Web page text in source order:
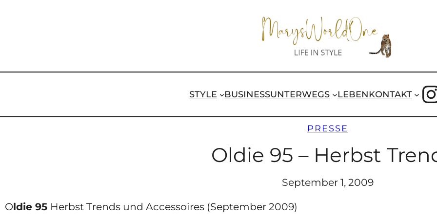
STYLE BUSINESSUNTERWEGS LEBENKONTAKT
PRESSE
Oldie 95 – Herbst
September 1, 2009
Oldie 95 Herbst Trends und Accessoires (September 2009)